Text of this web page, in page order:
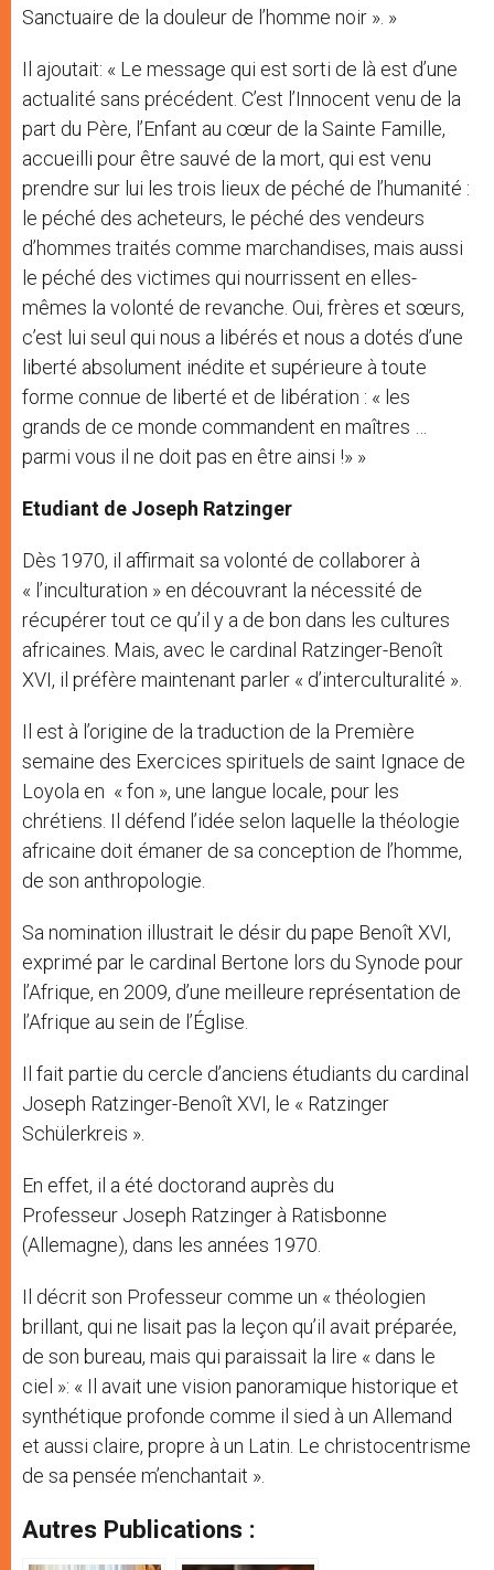
Sanctuaire de la douleur de l’homme noir ». »
Il ajoutait: « Le message qui est sorti de là est d’une
actualité sans précédent. C’est l’Innocent venu de la
part du Père, l’Enfant au cœur de la Sainte Famille,
accueilli pour être sauvé de la mort, qui est venu
prendre sur lui les trois lieux de péché de l’humanité :
le péché des acheteurs, le péché des vendeurs
d’hommes traités comme marchandises, mais aussi
le péché des victimes qui nourrissent en elles-
mêmes la volonté de revanche. Oui, frères et sœurs,
c’est lui seul qui nous a libérés et nous a dotés d’une
liberté absolument inédite et supérieure à toute
forme connue de liberté et de libération : « les
grands de ce monde commandent en maîtres …
parmi vous il ne doit pas en être ainsi !» »
Etudiant de Joseph Ratzinger
Dès 1970, il affirmait sa volonté de collaborer à
« l’inculturation » en découvrant la nécessité de
récupérer tout ce qu’il y a de bon dans les cultures
africaines. Mais, avec le cardinal Ratzinger-Benoît
XVI, il préfère maintenant parler « d’interculturalité ».
Il est à l’origine de la traduction de la Première
semaine des Exercices spirituels de saint Ignace de
Loyola en « fon », une langue locale, pour les
chrétiens. Il défend l’idée selon laquelle la théologie
africaine doit émaner de sa conception de l’homme,
de son anthropologie.
Sa nomination illustrait le désir du pape Benoît XVI,
exprimé par le cardinal Bertone lors du Synode pour
l’Afrique, en 2009, d’une meilleure représentation de
l’Afrique au sein de l’Église.
Il fait partie du cercle d’anciens étudiants du cardinal
Joseph Ratzinger-Benoît XVI, le « Ratzinger
Schülerkreis ».
En effet, il a été doctorand auprès du
Professeur Joseph Ratzinger à Ratisbonne
(Allemagne), dans les années 1970.
Il décrit son Professeur comme un « théologien
brillant, qui ne lisait pas la leçon qu’il avait préparée,
de son bureau, mais qui paraissait la lire « dans le
ciel »: « Il avait une vision panoramique historique et
synthétique profonde comme il sied à un Allemand
et aussi claire, propre à un Latin. Le christocentrisme
de sa pensée m’enchantait ».
Autres Publications :